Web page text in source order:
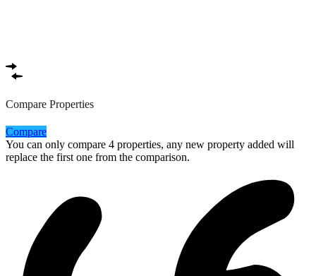
Compare Properties
Compare
You can only compare 4 properties, any new property added will
replace the first one from the comparison.